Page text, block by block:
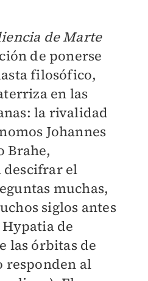
de Marte
de ponerse
filosófico,
en las
la rivalidad
Johannes
Brahe,
descifrar el
muchas,
siglos antes
de
las órbitas de
responden al